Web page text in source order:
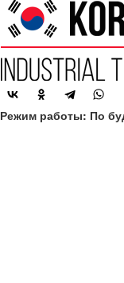
Режим работы: По